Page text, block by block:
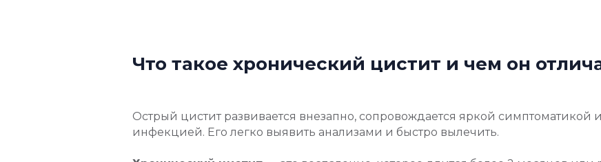
Что такое хронический цистит и чем он
Острый цистит развивается внезапно, сопровождается яркой симптоматикой
инфекцией. Его легко выявить анализами и быстро вылечить.